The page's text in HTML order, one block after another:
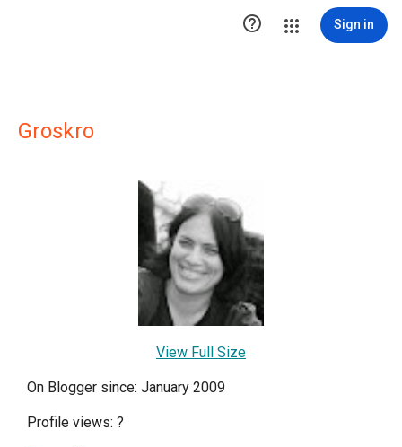
 Sign in
Groskro
View Full Size
On Blogger since: January 2009
Profile views: ?